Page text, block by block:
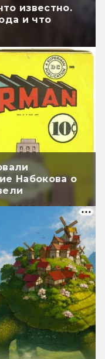
известно.
и что
Набокова о